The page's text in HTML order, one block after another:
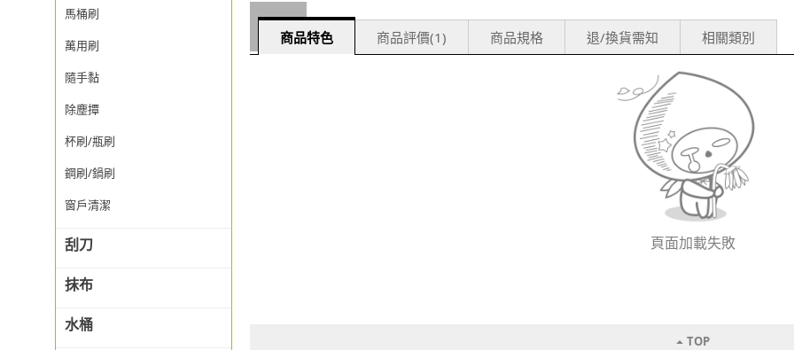
馬桶刷
萬用刷
隨手黏
除塵撢
杯刷/瓶刷
鋼刷/鍋刷
窗戶清潔
刮刀
抹布
水桶
商品特色 商品評價(1) 商品規格 退/換貨需知 相關類別
頁面加載失敗
TOP